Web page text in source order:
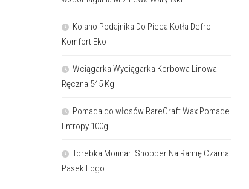
Kolano Podajnika Do Pieca Kotła Defro
Komfort Eko
Wciągarka Wyciągarka Korbowa Linowa
Ręczna 545 Kg
Pomada do włosów RareCraft Wax Pomade
Entropy 100g
Torebka Monnari Shopper Na Ramię Czarna
Pasek Logo